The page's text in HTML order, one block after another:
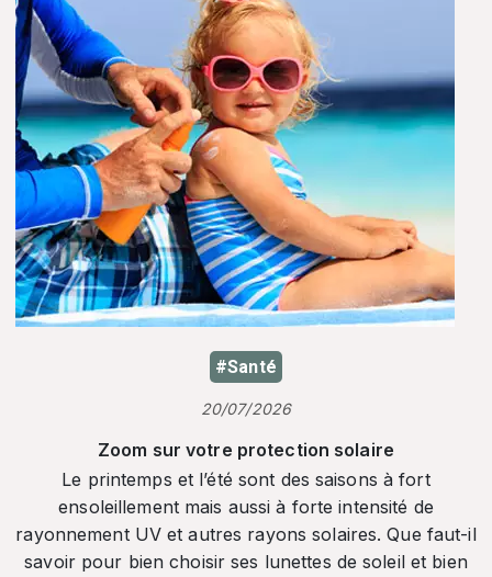
#Santé
20/07/2026
Zoom sur votre protection solaire
Le printemps et l’été sont des saisons à fort
ensoleillement mais aussi à forte intensité de
rayonnement UV et autres rayons solaires. Que faut-il
savoir pour bien choisir ses lunettes de soleil et bien